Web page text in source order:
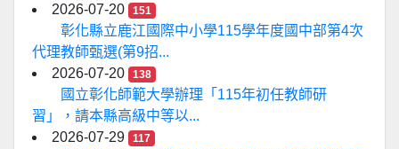
2026-07-20
151
彰化縣立鹿江國際中小學115學年度國中部第4次
代理教師甄選(第9招...
2026-07-20
138
國立彰化師範大學辦理「115年初任教師研
習」，請本縣高級中等以...
2026-07-29
117